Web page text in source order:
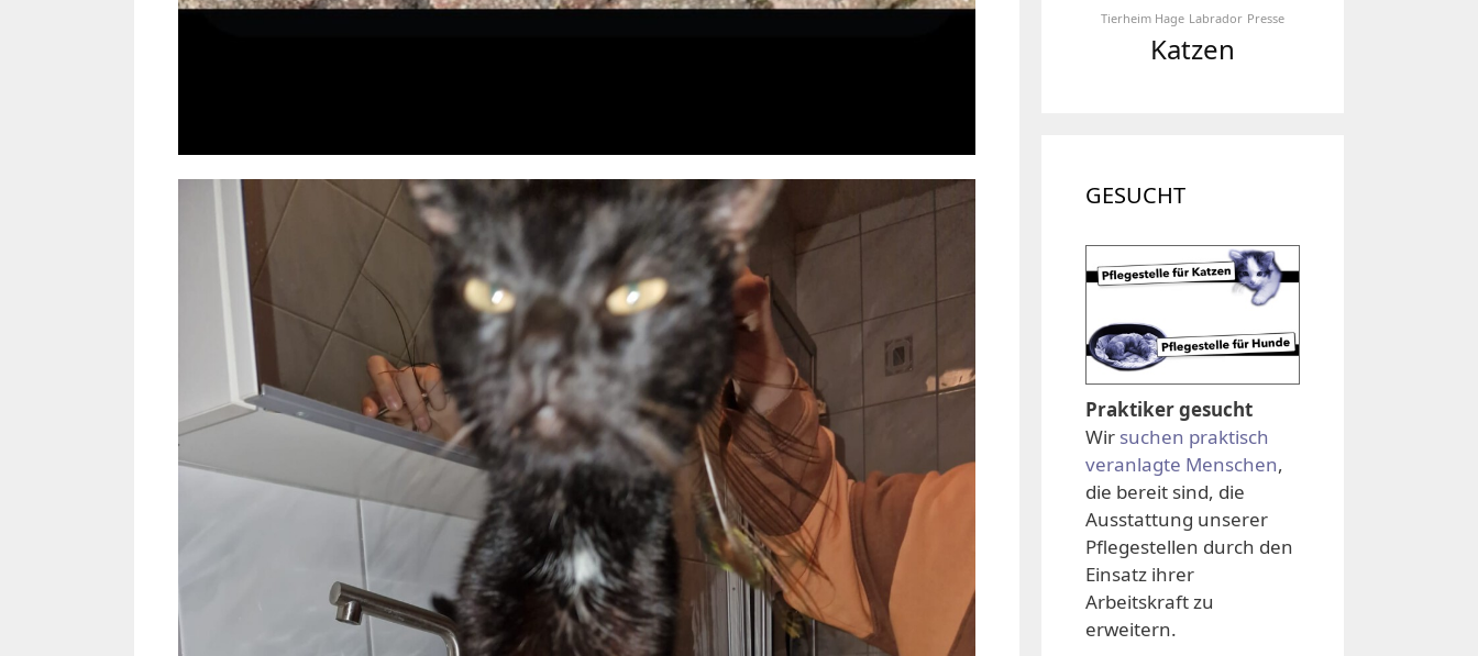
Tierheim Hage Labrador Presse
Katzen
GESUCHT
Praktiker gesucht
Wir suchen praktisch
veranlagte Menschen,
die bereit sind, die
Ausstattung unserer
Pflegestellen durch den
Einsatz ihrer
Arbeitskraft zu
erweitern.